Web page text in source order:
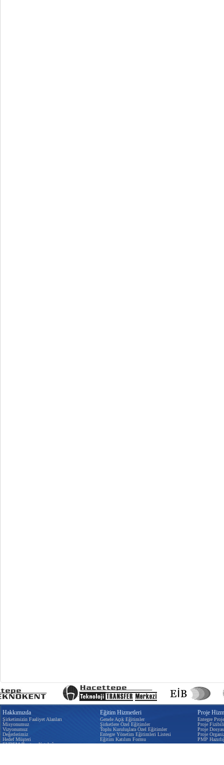
Hakkımızda
Şirketimizin Faaliyet Alanları
Misyonumuz
Vizyonumuz
Değerlerimiz
Hedef Müşteri
EYDEM Tanıtım Kataloğu
Eğitim Hizmetleri
Genele Açık Eğitimler
Şirketlere Özel Eğitimler
Toplu Kuruluşlara Özel Eğitimler
Entegre Yönetim Eğitimleri Listesi
Eğitim Katılım Formu
Proje
Entegre
Proje
Proje
Proje
PMP